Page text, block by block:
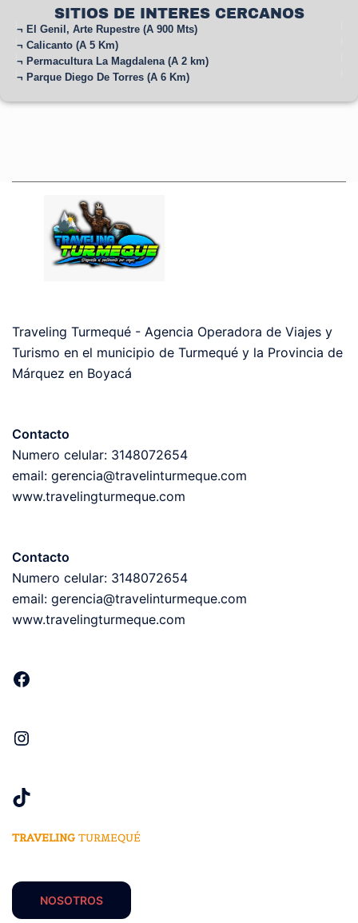
SITIOS DE INTERES CERCANOS
¬ El Genil, Arte Rupestre (A 900 Mts)
¬ Calicanto (A 5 Km)
¬ Permacultura La Magdalena (A 2 km)
¬ Parque Diego De Torres (A 6 Km)
Traveling Turmequé - Agencia Operadora de Viajes y
Turismo en el municipio de Turmequé y la Provincia de
Márquez en Boyacá
Contacto
Numero celular: 3148072654
email: gerencia@travelinturmeque.com
www.travelingturmeque.com
Contacto
Numero celular: 3148072654
email: gerencia@travelinturmeque.com
www.travelingturmeque.com
TRAVELING TURMEQUÉ
NOSOTROS